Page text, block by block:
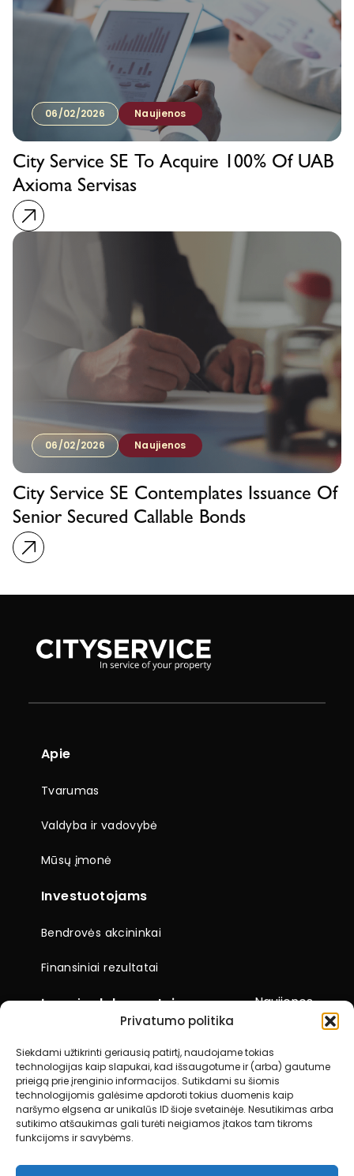
Privatumo politika
Siekdami užtikrinti geriausią patirtį, naudojame tokias
technologijas kaip slapukai, kad išsaugotume ir (arba) gautume
prieigą prie įrenginio informacijos. Sutikdami su šiomis
technologijomis galėsime apdoroti tokius duomenis kaip
naršymo elgsena ar unikalūs ID šioje svetainėje. Nesutikimas arba
sutikimo atšaukimas gali turėti neigiamos įtakos tam tikroms
funkcijoms ir savybėms.
06/02/2026 Naujienos
City Service SE To Acquire 100% Of UAB
Axioma Servisas
06/02/2026 Naujienos
City Service SE Contemplates Issuance Of
Senior Secured Callable Bonds
Apie
Tvarumas
Valdyba ir vadovybė
Mūsų įmonė
Investuotojams
Bendrovės akcininkai
Finansiniai rezultatai
Įmonės dokumentai
Visuotiniai akcininkų susirinkimai
Kiti dokumentai
Naujienos
Kontaktai